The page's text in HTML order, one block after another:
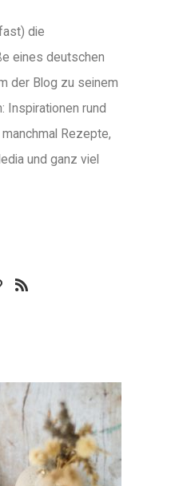
die
eines deutschen
der Blog zu seinem
Inspirationen rund
Rezepte,
und ganz viel